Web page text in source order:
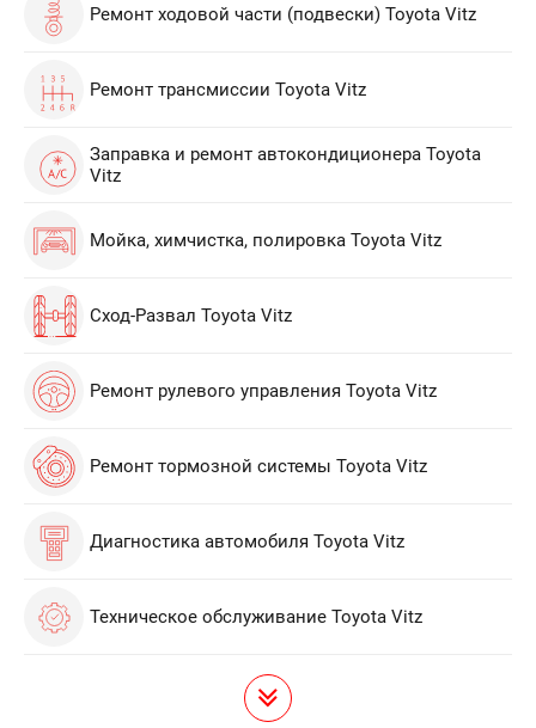
Ремонт ходовой части (подвески) Toyota Vitz
Ремонт трансмиссии Toyota Vitz
Заправка и ремонт автокондиционера Toyota
Vitz
Мойка, химчистка, полировка Toyota Vitz
Сход-Развал Toyota Vitz
Ремонт рулевого управления Toyota Vitz
Ремонт тормозной системы Toyota Vitz
Диагностика автомобиля Toyota Vitz
Техническое обслуживание Toyota Vitz